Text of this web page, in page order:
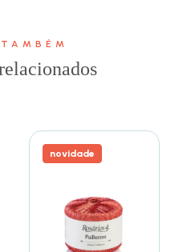
novidade